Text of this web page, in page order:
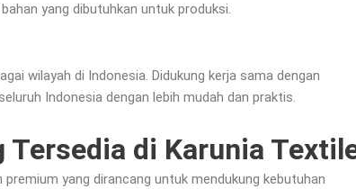
yang dibutuhkan untuk produksi.
wilayah di Indonesia. Didukung kerja sama dengan
Indonesia dengan lebih mudah dan praktis.
Tersedia di Karunia
yang dirancang untuk mendukung kebutuhan